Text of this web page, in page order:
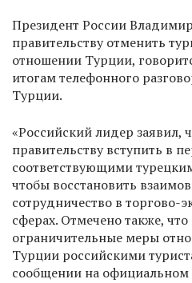
Президент России
правительству отменить
отношении Турции,
итогам телефонного
Турции.
«Российский лидер заявил,
правительству вступить в
соответствующими
чтобы восстановить
сотрудничество в торгово-
сферах. Отмечено также,
ограничительные меры
Турции российскими
сообщении на официальном